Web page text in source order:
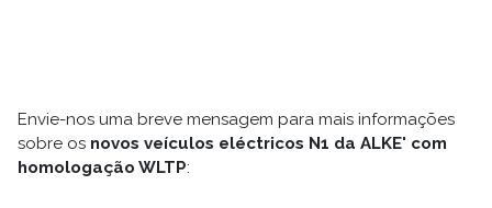
Envie-nos uma breve mensagem para mais informações
sobre os novos veículos eléctricos N1 da ALKE' com
homologação WLTP: